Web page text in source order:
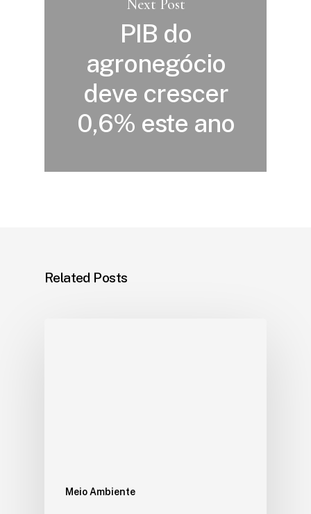
Next Post
PIB do
agronegócio
deve crescer
0,6% este ano
Related Posts
Meio Ambiente